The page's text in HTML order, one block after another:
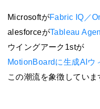
MicrosoftがFabric IQ／
alesforceがTableau
ウイングアーク1stが
MotionBoardに生成AIウ
この潮流を象徴していま